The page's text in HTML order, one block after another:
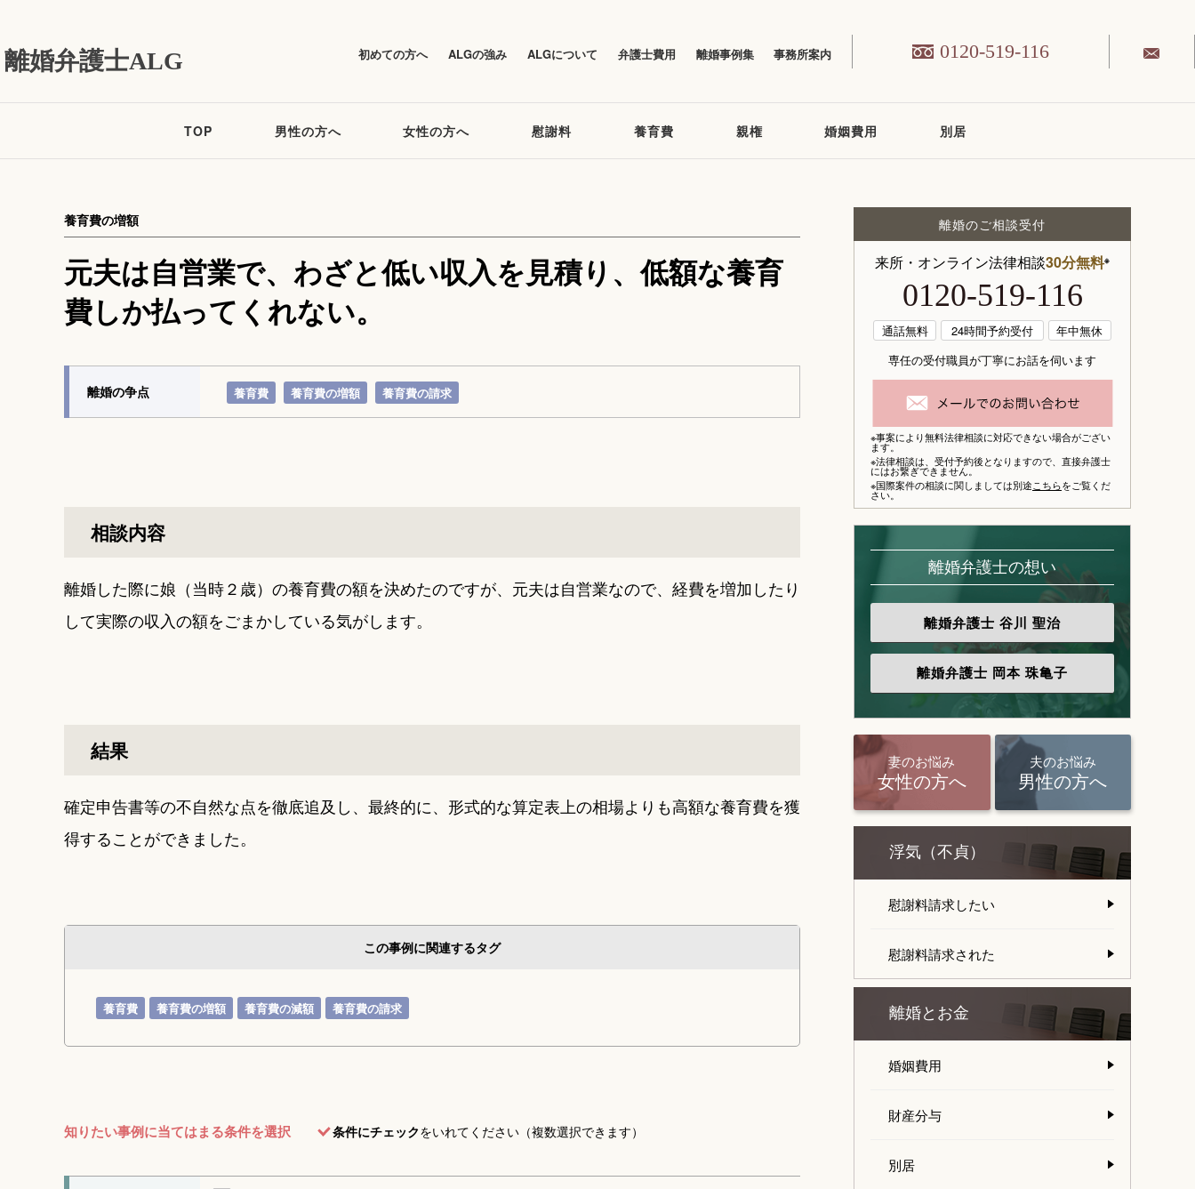
離婚弁護士ALG 初めての方へ ALGの強み ALGについて 弁護士費用 離婚事例集 事務所案内 0120-519-116
TOP 男性の方へ 女性の方へ 慰謝料 養育費 親権 婚姻費用 別居
元夫は自営業で、わざと低い収入を見積り、低額な養育
費しか払ってくれない。
養育費の増額
離婚の争点 養育費 養育費の増額 養育費の請求
相談内容
離婚した際に娘（当時２歳）の養育費の額を決めたのですが、元夫は自営業なので、経費を増加したり
して実際の収入の額をごまかしている気がします。
結果
確定申告書等の不自然な点を徹底追及し、最終的に、形式的な算定表上の相場よりも高額な養育費を獲
得することができました。
この事例に関連するタグ
養育費 養育費の増額 養育費の減額 養育費の請求
知りたい事例に当てはまる条件を選択 条件にチェックをいれてください（複数選択できます）
離婚のご相談受付
来所・オンライン法律相談30分無料※
0120-519-116
通話無料 24時間予約受付
年中無休
専任の受付職員が丁寧にお話を伺います
※事案により無料法律相談に対応できない場合がござい
ます。
※法律相談は、 受付予約後となりますので、 直接弁護士
にはお繋ぎできません。
※国際案件の相談に関しましては別途こちらをご覧くだ
さい。
離婚弁護士の想い
離婚弁護士 谷川 聖治
離婚弁護士 岡本 珠亀子
妻のお悩み
女性の方へ
夫のお悩み
男性の方へ
浮気（不貞）
慰謝料請求したい
慰謝料請求された
離婚とお金
婚姻費用
財産分与
別居